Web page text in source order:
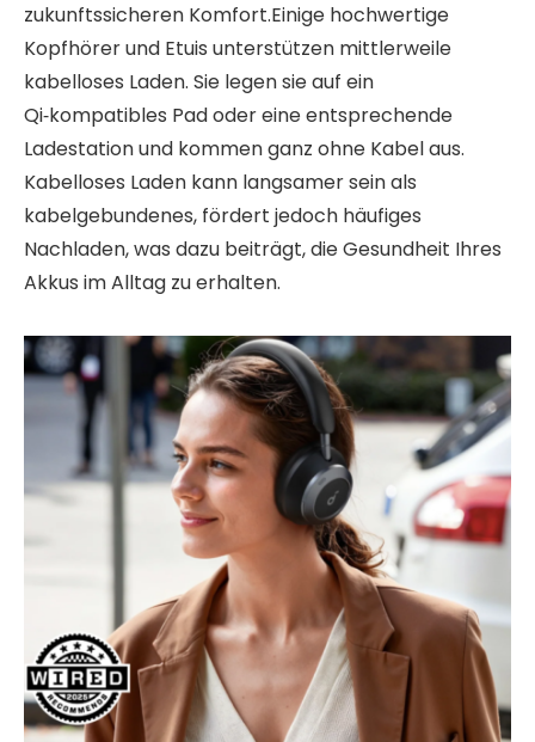
zukunftssicheren Komfort.Einige hochwertige
Kopfhörer und Etuis unterstützen mittlerweile
kabelloses Laden. Sie legen sie auf ein
Qi‑kompatibles Pad oder eine entsprechende
Ladestation und kommen ganz ohne Kabel aus.
Kabelloses Laden kann langsamer sein als
kabelgebundenes, fördert jedoch häufiges
Nachladen, was dazu beiträgt, die Gesundheit Ihres
Akkus im Alltag zu erhalten.